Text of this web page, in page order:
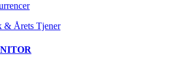
& Årets Tjener